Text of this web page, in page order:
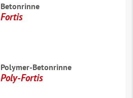
Betonrinne
Fortis
Polymer-Betonrinne
Poly-Fortis